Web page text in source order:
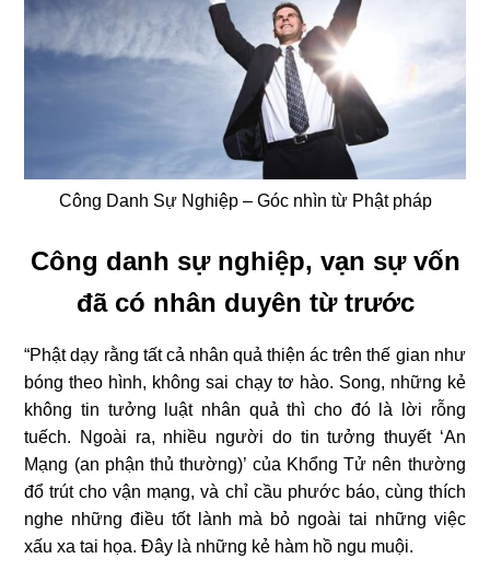
Công Danh Sự Nghiệp – Góc nhìn từ Phật pháp
Công danh sự nghiệp, vạn sự vốn
đã có nhân duyên từ trước
“Phật dạy rằng tất cả nhân quả thiện ác trên thế gian như
bóng theo hình, không sai chạy tơ hào. Song, những kẻ
không tin tưởng luật nhân quả thì cho đó là lời rỗng
tuếch. Ngoài ra, nhiều người do tin tưởng thuyết ‘An
Mạng (an phận thủ thường)’ của Khổng Tử nên thường
đổ trút cho vận mạng, và chỉ cầu phước báo, cùng thích
nghe những điều tốt lành mà bỏ ngoài tai những việc
xấu xa tai họa. Ðây là những kẻ hàm hồ ngu muội.